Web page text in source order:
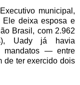
municipal,
Ele deixa esposa e
Brasil, com 2.962
Uady já havia
mandatos — entre
ter exercido dois